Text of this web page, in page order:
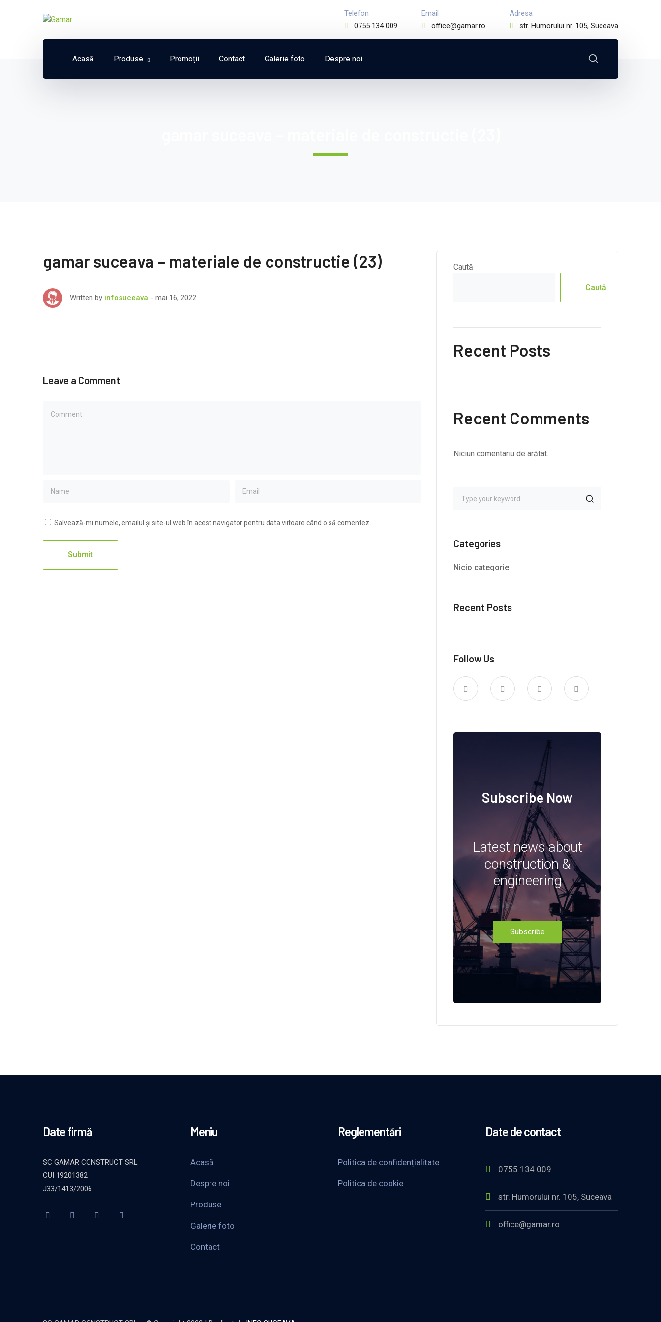
Telefon
0755 134 009
Email
office@gamar.ro
Adresa
str. Humorului nr. 105, Suceava
Acasă Produse Promoții Contact Galerie foto Despre noi
gamar suceava – materiale de constructie (23)
Written by infosuceava mai 16, 2022
Leave a Comment
Salvează-mi numele, emailul și site-ul web în acest navigator pentru data viitoare când o să comentez.
Caută
Caută
Recent Posts
Recent Comments
Niciun comentariu de arătat.
Categories
Nicio categorie
Recent Posts
Follow Us
Subscribe Now
Latest news about
construction &
engineering
Subscribe
Date firmă
SC GAMAR CONSTRUCT SRL
CUI 19201382
J33/1413/2006
Meniu
Acasă
Despre noi
Produse
Galerie foto
Contact
Reglementări
Politica de confidențialitate
Politica de cookie
Date de contact
0755 134 009
str. Humorului nr. 105, Suceava
office@gamar.ro